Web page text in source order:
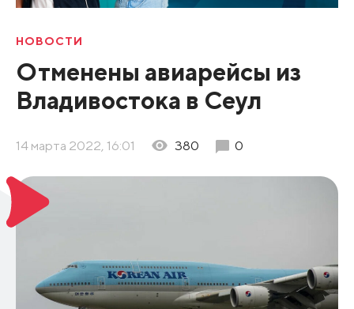
НОВОСТИ
Отменены авиарейсы из
Владивостока в Сеул
14 марта 2022, 16:01 380 0